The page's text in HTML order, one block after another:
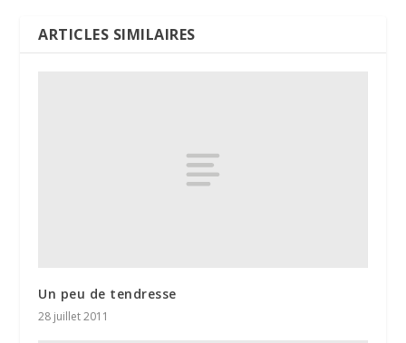
ARTICLES SIMILAIRES
Un peu de tendresse
28 juillet 2011